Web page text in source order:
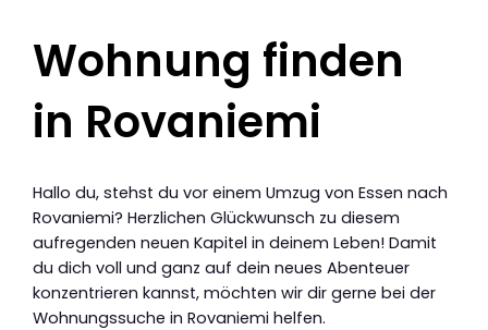
Wohnung finden
in Rovaniemi
Hallo du, stehst du vor einem Umzug von Essen nach
Rovaniemi? Herzlichen Glückwunsch zu diesem
aufregenden neuen Kapitel in deinem Leben! Damit
du dich voll und ganz auf dein neues Abenteuer
konzentrieren kannst, möchten wir dir gerne bei der
Wohnungssuche in Rovaniemi helfen.